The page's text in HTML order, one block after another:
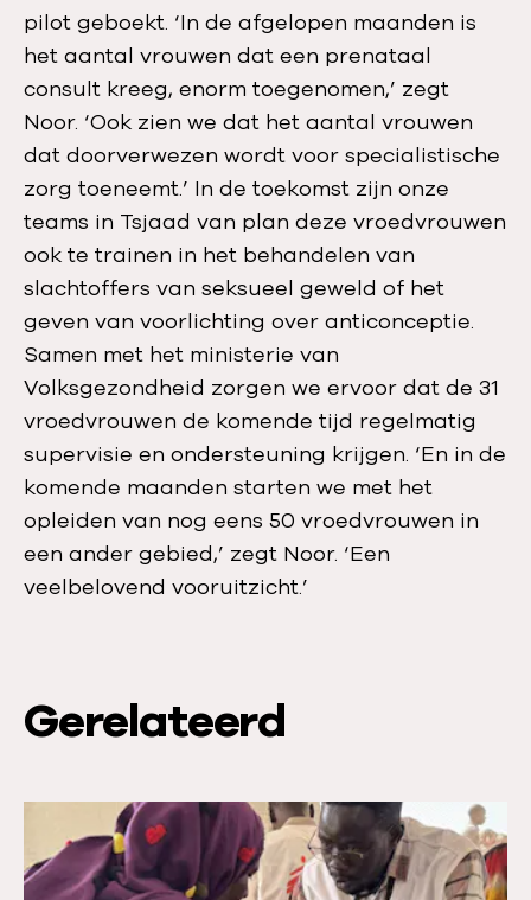
pilot geboekt. ‘In de afgelopen maanden is
het aantal vrouwen dat een prenataal
consult kreeg, enorm toegenomen,’ zegt
Noor. ‘Ook zien we dat het aantal vrouwen
dat doorverwezen wordt voor specialistische
zorg toeneemt.’ In de toekomst zijn onze
teams in Tsjaad van plan deze vroedvrouwen
ook te trainen in het behandelen van
slachtoffers van seksueel geweld of het
geven van voorlichting over anticonceptie.
Samen met het ministerie van
Volksgezondheid zorgen we ervoor dat de 31
vroedvrouwen de komende tijd regelmatig
supervisie en ondersteuning krijgen. ‘En in de
komende maanden starten we met het
opleiden van nog eens 50 vroedvrouwen in
een ander gebied,’ zegt Noor. ‘Een
veelbelovend vooruitzicht.’
Gerelateerd
e